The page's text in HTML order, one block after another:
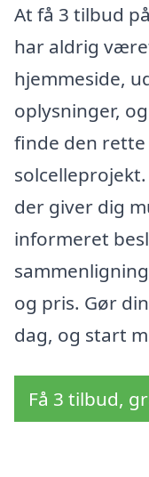
At få 3 tilbud
har aldrig
hjemmeside,
oplysninger,
finde den
der giver dig
informeret
og pris. Gør
dag, og start
Få 3 tilbud,